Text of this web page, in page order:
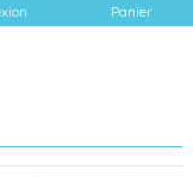
Panier